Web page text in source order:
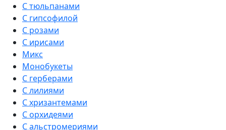
С тюльпанами
С гипсофилой
С розами
С ирисами
Микс
Монобукеты
С герберами
С лилиями
С хризантемами
С орхидеями
С альстромериями